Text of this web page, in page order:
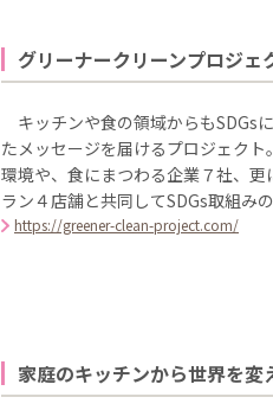
グリーナークリーンプロジェ
キッチンや食の領域からもSDGs
たメッセージを届けるプロジェク
環境や、食にまつわる企業７社、
ラン４店舗と共同してSDGs取組み
https://greener-clean-project.com/
家庭のキッチンから世界を